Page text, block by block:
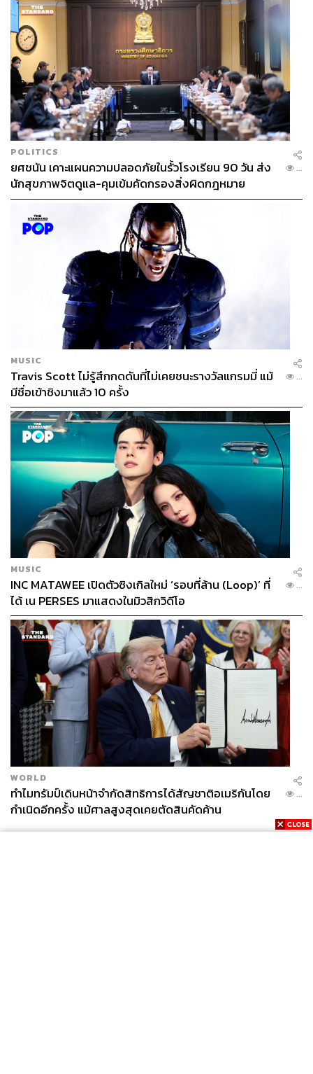
POLITICS
ยศชนัน เคาะแผนความปลอดภัยในรั้วโรงเรียน 90 วัน ส่ง
นักสุขภาพจิตดูแล-คุมเข้มคัดกรองสิ่งผิดกฎหมาย
...
MUSIC
Travis Scott ไม่รู้สึกกดดันที่ไม่เคยชนะรางวัลแกรมมี่ แม้
มีชื่อเข้าชิงมาแล้ว 10 ครั้ง
...
MUSIC
INC MATAWEE เปิดตัวซิงเกิลใหม่ ‘รอบที่ล้าน (Loop)’ ที่
ได้ เน PERSES มาแสดงในมิวสิกวิดีโอ
...
WORLD
ทำไมทรัมป์เดินหน้าจำกัดสิทธิการได้สัญชาติอเมริกันโดย
กำเนิดอีกครั้ง แม้ศาลสูงสุดเคยตัดสินคัดค้าน
...